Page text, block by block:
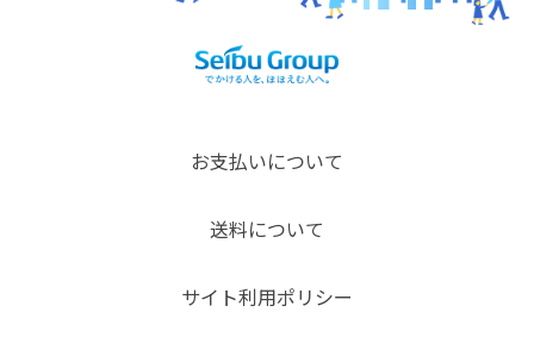
お支払いについて
送料について
サイト利用ポリシー